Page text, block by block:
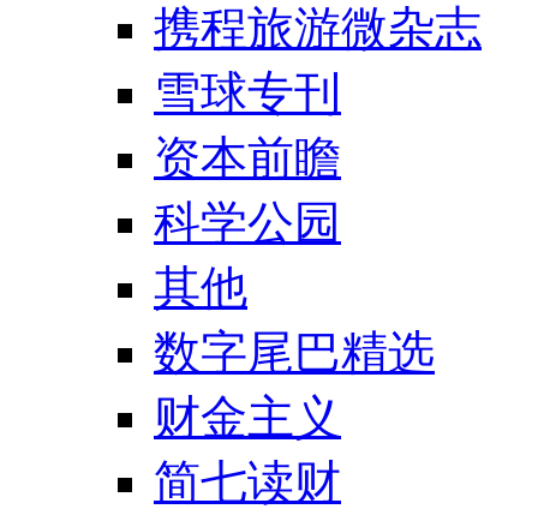
携程旅游微杂志
雪球专刊
资本前瞻
科学公园
其他
数字尾巴精选
财金主义
简七读财